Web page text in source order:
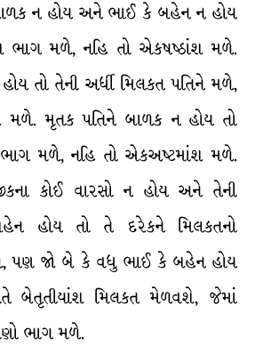
ન હોય અને ભાઈ કે બહેન ન હોય
ભાગ મળે, નહિ તો એકષષ્ઠાંશ મળે.
તો તેની અર્ધી મિલકત પતિને મળે,
મળે. મૃતક પતિને બાળક ન હોય તો
ભાગ મળે, નહિ તો એકઅષ્ટમાંશ મળે.
કોઈ વારસો ન હોય અને તેની
હોય તો તે દરેકને મિલકતનો
પણ જો બે કે વધુ ભાઈ કે બહેન હોય
બેતૃતીયાંશ મિલકત મેળવશે, જેમાં
ભાગ મળે.